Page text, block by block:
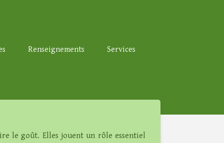
Renseignements Services
le goût. Elles jouent un rôle essentiel